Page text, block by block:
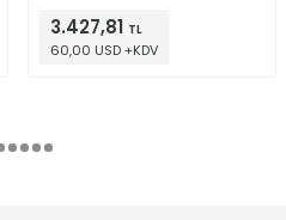
3.427,81 TL
60,00 USD +KDV